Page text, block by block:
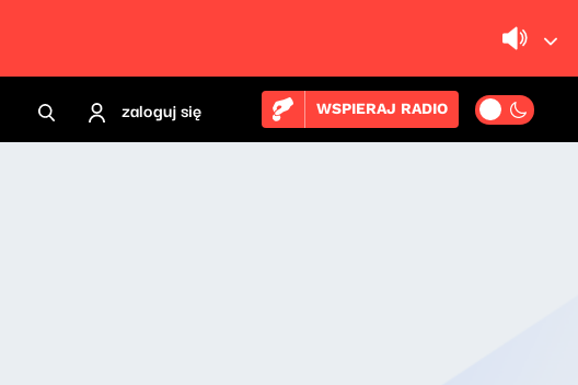
zaloguj się WSPIERAJ RADIO